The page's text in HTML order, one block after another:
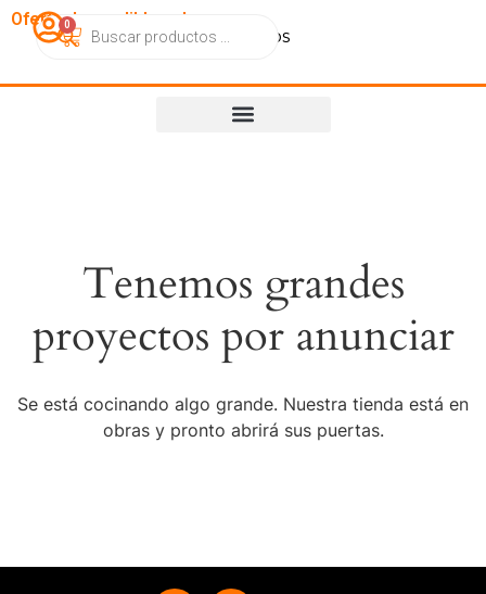
OfertasImperdibles.cl
CatálogoContactoNosotros
0
Tenemos grandes
proyectos por anunciar
Se está cocinando algo grande. Nuestra tienda está en
obras y pronto abrirá sus puertas.